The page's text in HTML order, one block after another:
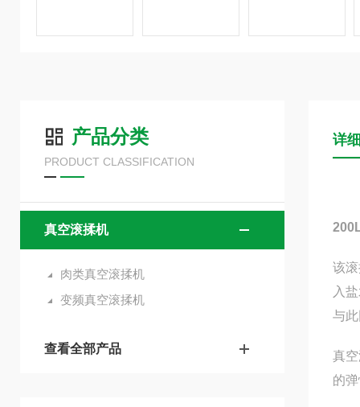
产品分类
PRODUCT CLASSIFICATION
真空滚揉机
肉类真空滚揉机
变频真空滚揉机
查看全部产品
详
该
入
与
真
的